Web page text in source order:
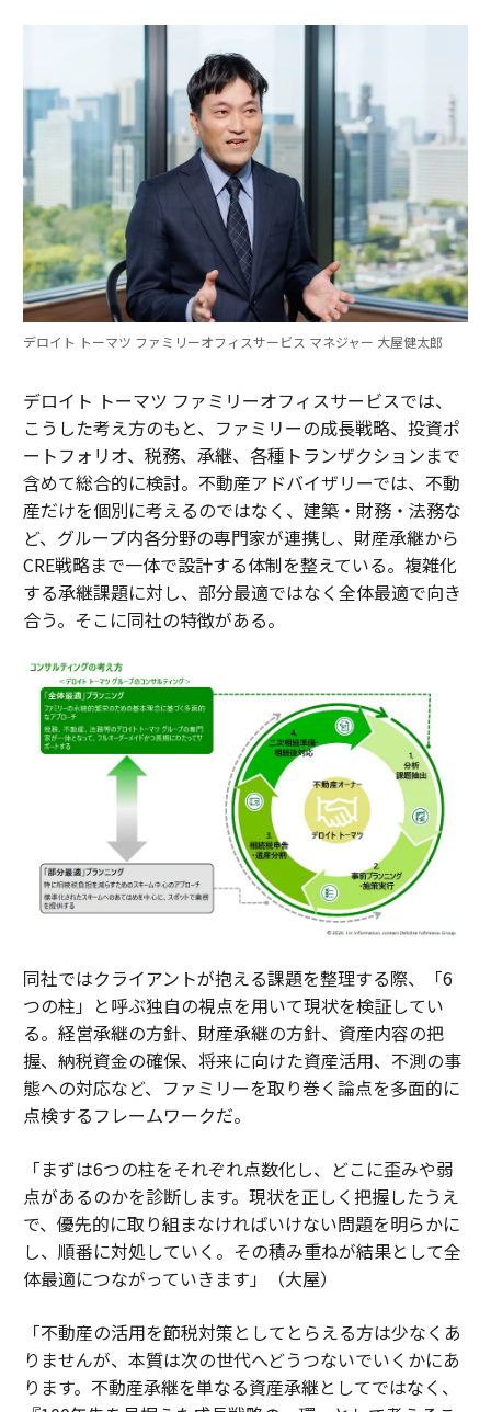
デロイト トーマツ ファミリーオフィスサービス マネジャー 大屋健太郎
デロイト トーマツ ファミリーオフィスサービスでは、
こうした考え方のもと、ファミリーの成長戦略、投資ポ
ートフォリオ、税務、承継、各種トランザクションまで
含めて総合的に検討。不動産アドバイザリーでは、不動
産だけを個別に考えるのではなく、建築・財務・法務な
ど、グループ内各分野の専門家が連携し、財産承継から
CRE戦略まで一体で設計する体制を整えている。複雑化
する承継課題に対し、部分最適ではなく全体最適で向き
合う。そこに同社の特徴がある。
同社ではクライアントが抱える課題を整理する際、「6
つの柱」と呼ぶ独自の視点を用いて現状を検証してい
る。経営承継の方針、財産承継の方針、資産内容の把
握、納税資金の確保、将来に向けた資産活用、不測の事
態への対応など、ファミリーを取り巻く論点を多面的に
点検するフレームワークだ。
「まずは6つの柱をそれぞれ点数化し、どこに歪みや弱
点があるのかを診断します。現状を正しく把握したうえ
で、優先的に取り組まなければいけない問題を明らかに
し、順番に対処していく。その積み重ねが結果として全
体最適につながっていきます」（大屋）
「不動産の活用を節税対策としてとらえる方は少なくあ
りませんが、本質は次の世代へどうつないでいくかにあ
ります。不動産承継を単なる資産承継としてではなく、